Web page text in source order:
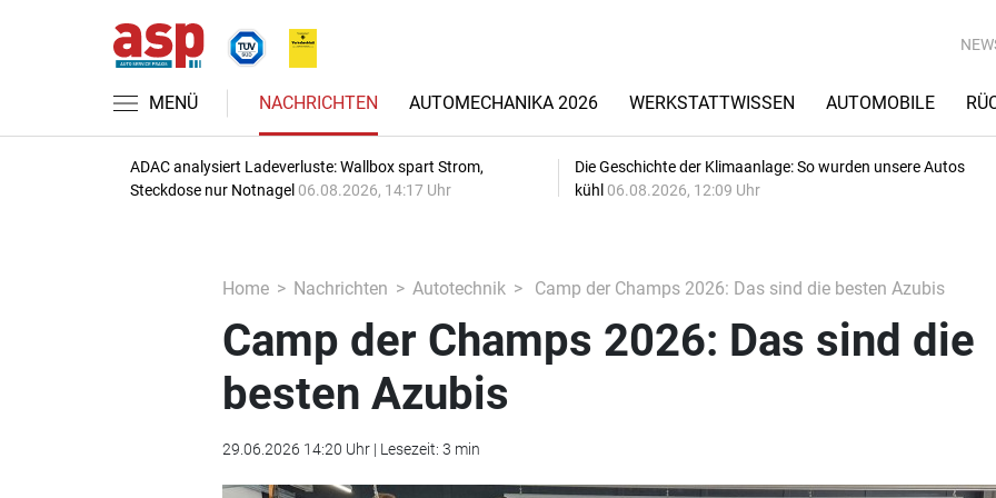
MENÜ NACHRICHTEN AUTOMECHANIKA 2026 WERKSTATTWISSEN AUTOMOBILE
ADAC analysiert Ladeverluste: Wallbox spart Strom,
Steckdose nur Notnagel 06.08.2026, 14:17 Uhr
Die Geschichte der Klimaanlage: So wurden unsere Autos
kühl 06.08.2026, 12:09 Uhr
Home Nachrichten Autotechnik Camp der Champs 2026: Das sind die besten Azubis
Camp der Champs 2026: Das sind die
besten Azubis
29.06.2026 14:20 Uhr | Lesezeit: 3 min